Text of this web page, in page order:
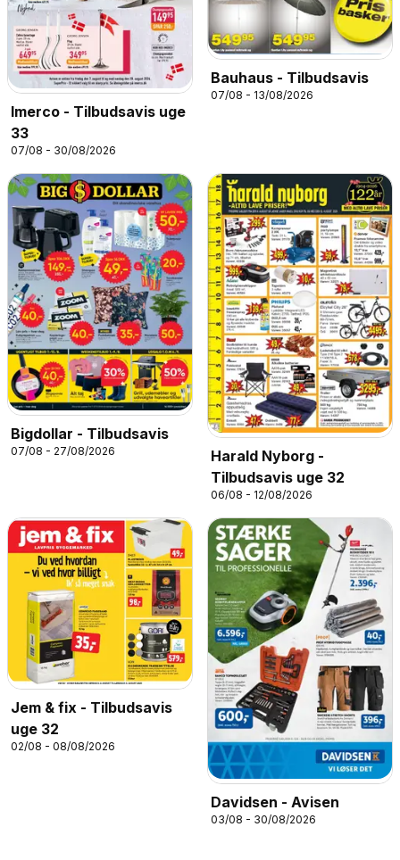
Imerco - Tilbudsavis uge
33
07/08 - 30/08/2026
Bauhaus - Tilbudsavis
07/08 - 13/08/2026
Bigdollar - Tilbudsavis
07/08 - 27/08/2026
Harald Nyborg -
Tilbudsavis uge 32
06/08 - 12/08/2026
Jem & fix - Tilbudsavis
uge 32
02/08 - 08/08/2026
Davidsen - Avisen
03/08 - 30/08/2026